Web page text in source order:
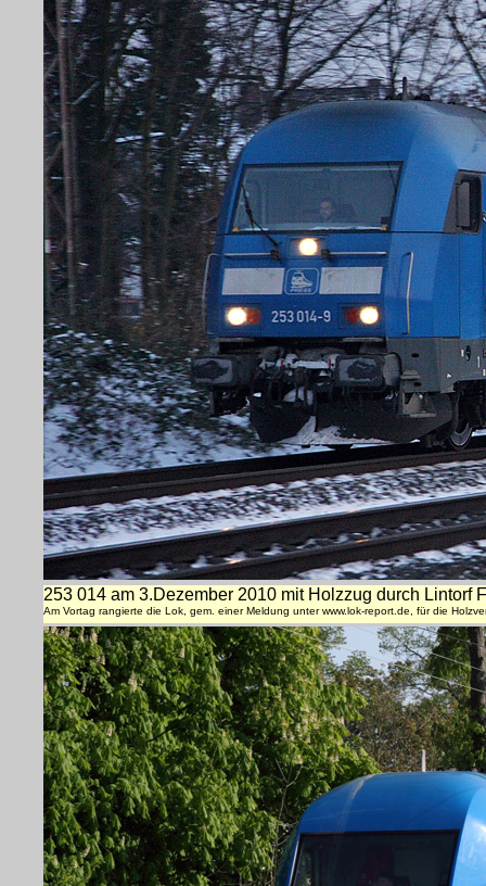
253 014 am 3.Dezember 2010 mit Holzzug durch Lintorf
Am Vortag rangierte die Lok, gem. einer Meldung unter www.lok-report.de, für die